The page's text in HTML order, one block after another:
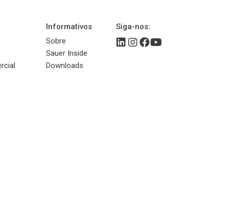
Informativos
Sobre
Sauer Inside
Downloads
Siga-nos: